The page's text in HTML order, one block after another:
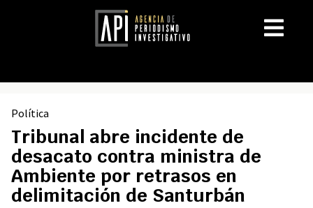
Política
Tribunal abre incidente de
desacato contra ministra de
Ambiente por retrasos en
delimitación de Santurbán